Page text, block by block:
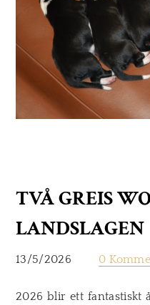
TVÅ GREIS
LANDSLAGEN
13/5/2026 0
2026 blir ett fantastiskt